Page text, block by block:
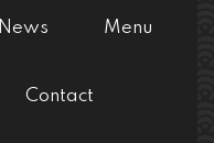
News Menu
Contact